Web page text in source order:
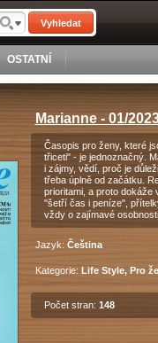
Vyhledat
OSTATNÍ
Marianne - 01/
Časopis pro ženy, které
třiceti" - je jednoznačný.
i zájmy, vědí, proč je
třeba úplně od začátku.
prioritami, a proto
"šetří čas i peníze",
vždy o zajímavé
Jazyk: Čeština
Kategorie: Life Style, Pro
Počet stran: 148